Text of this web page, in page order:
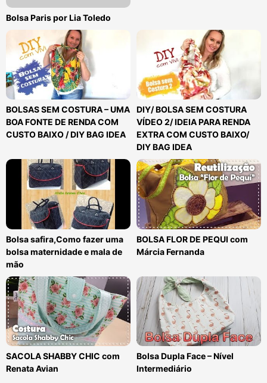
Bolsa Paris por Lia Toledo
BOLSAS SEM COSTURA – UMA
BOA FONTE DE RENDA COM
CUSTO BAIXO / DIY BAG IDEA
DIY/ BOLSA SEM COSTURA
VÍDEO 2/ IDEIA PARA RENDA
EXTRA COM CUSTO BAIXO/
DIY BAG IDEA
Bolsa safira,Como fazer uma
bolsa maternidade e mala de
mão
BOLSA FLOR DE PEQUI com
Márcia Fernanda
SACOLA SHABBY CHIC com
Renata Avian
Bolsa Dupla Face – Nível
Intermediário